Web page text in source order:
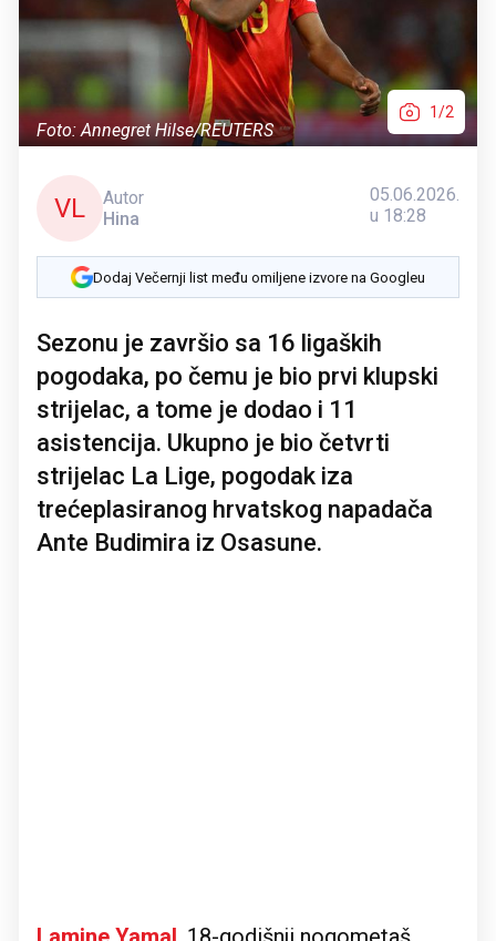
Foto: Annegret Hilse/REUTERS
1/2
VL
Autor
Hina
05.06.2026.
u 18:28
Dodaj Večernji list među omiljene izvore na Googleu
Sezonu je završio sa 16 ligaških
pogodaka, po čemu je bio prvi klupski
strijelac, a tome je dodao i 11
asistencija. Ukupno je bio četvrti
strijelac La Lige, pogodak iza
trećeplasiranog hrvatskog napadača
Ante Budimira iz Osasune.